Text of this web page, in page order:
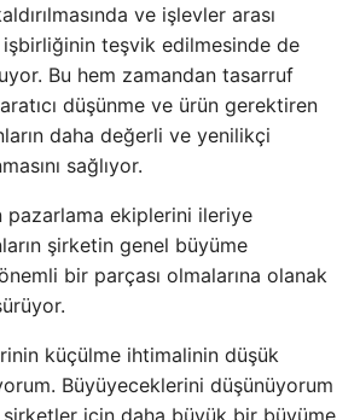
ve işlevler arası
işbirliğinin teşvik edilmesinde de
Bu hem zamandan tasarruf
düşünme ve ürün gerektiren
daha değerli ve yenilikçi
sağlıyor.
pazarlama ekiplerini ileriye
şirketin genel büyüme
bir parçası olmalarına olanak
küçülme ihtimalinin düşük
Büyüyeceklerini düşünüyorum
için daha büyük bir büyüme